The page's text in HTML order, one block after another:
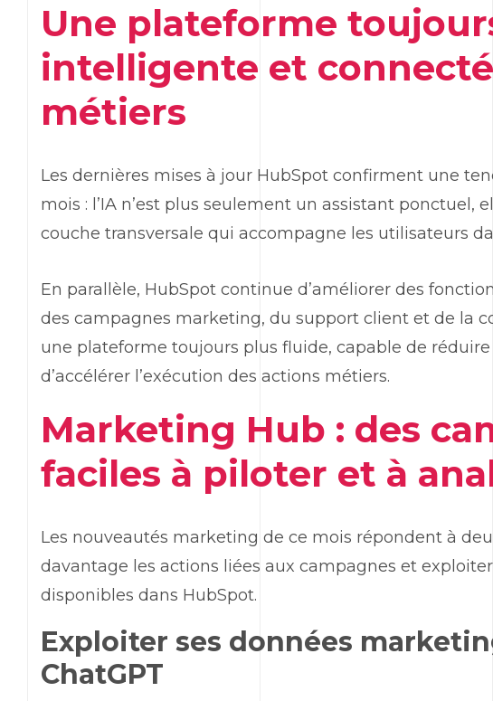
Une plateforme
intelligente et
métiers
Les dernières mises à jour HubSpot confirment une
mois : l’IA n’est plus seulement un assistant ponctuel,
couche transversale qui accompagne les utilisateurs
En parallèle, HubSpot continue d’améliorer des
des campagnes marketing, du support client et de la
une plateforme toujours plus fluide, capable de
d’accélérer l’exécution des actions métiers.
Marketing Hub : des
faciles à piloter et à
Les nouveautés marketing de ce mois répondent à
davantage les actions liées aux campagnes et
disponibles dans HubSpot.
Exploiter ses données
ChatGPT